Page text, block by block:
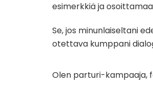
esimerkkiä ja
Se, jos minunlaiseltani
otettava kumppani
Olen parturi-kampaaja,